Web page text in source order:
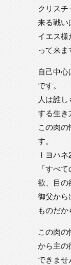
クリス
来る戦い
イエス
って来ま
自己中
です。
人は誰
する生き
この肉
す。
Ⅰヨハネ
「すべ
欲、目の
御父から
ものだか
この肉
から主の
できませ